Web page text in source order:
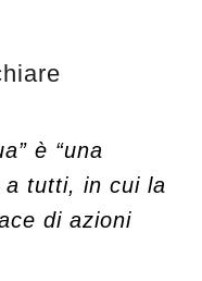
è “una
a tutti, in cui la
di azioni